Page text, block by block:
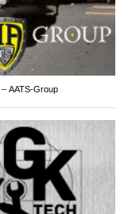
AATS-Group